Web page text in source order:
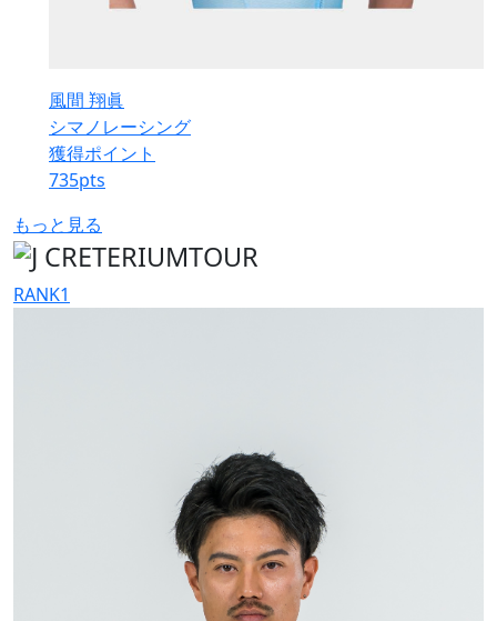
風間 翔眞
シマノレーシング
獲得ポイント
735pts
もっと見る
RANK1